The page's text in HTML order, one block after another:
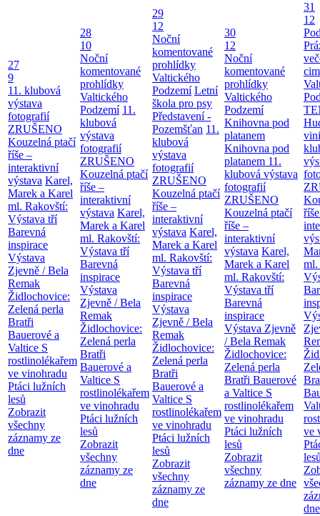
27
9
11. klubová
výstava
fotografií
ZRUŠENO
Kouzelná ptačí
říše –
interaktivní
výstava Karel,
Marek a Karel
ml. Rakovští:
Výstava tří
Barevná
inspirace
Výstava
Zjevně / Bela
Remak
Židlochovice:
Zelená perla
Bratři
Bauerové a
Valtice S
rostlinolékařem
ve vinohradu
Ptáci lužních
lesů
Zobrazit
všechny
záznamy ze
dne
28
10
Noční
komentované
prohlídky
Valtického
Podzemí 11.
klubová
výstava
fotografií
ZRUŠENO
Kouzelná ptačí
říše –
interaktivní
výstava Karel,
Marek a Karel
ml. Rakovští:
Výstava tří
Barevná
inspirace
Výstava
Zjevně / Bela
Remak
Židlochovice:
Zelená perla
Bratři
Bauerové a
Valtice S
rostlinolékařem
ve vinohradu
Ptáci lužních
lesů
Zobrazit
všechny
záznamy ze
dne
29
12
Noční
komentované
prohlídky
Valtického
Podzemí Letní
škola pro psy
Představení -
Pozemšťan 11.
klubová
výstava
fotografií
ZRUŠENO
Kouzelná ptačí
říše –
interaktivní
výstava Karel,
Marek a Karel
ml. Rakovští:
Výstava tří
Barevná
inspirace
Výstava
Zjevně / Bela
Remak
Židlochovice:
Zelená perla
Bratři
Bauerové a
Valtice S
rostlinolékařem
ve vinohradu
Ptáci lužních
lesů
Zobrazit
všechny
záznamy ze
dne
30
12
Noční
komentované
prohlídky
Valtického
Podzemí
Knihovna pod
platanem
Knihovna pod
platanem 11.
klubová výstava
fotografií
ZRUŠENO
Kouzelná ptačí
říše –
interaktivní
výstava Karel,
Marek a Karel
ml. Rakovští:
Výstava tří
Barevná
inspirace
Výstava Zjevně
/ Bela Remak
Židlochovice:
Zelená perla
Bratři Bauerové
a Valtice S
rostlinolékařem
ve vinohradu
Ptáci lužních
lesů
Zobrazit
všechny
záznamy ze dne
31
12
ml.
ve
dne